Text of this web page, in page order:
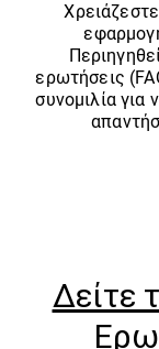
ερωτήσεις
συνομιλία για
Δείτε